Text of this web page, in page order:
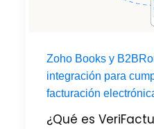
Zoho Books y
integración para
facturación
¿Qué es